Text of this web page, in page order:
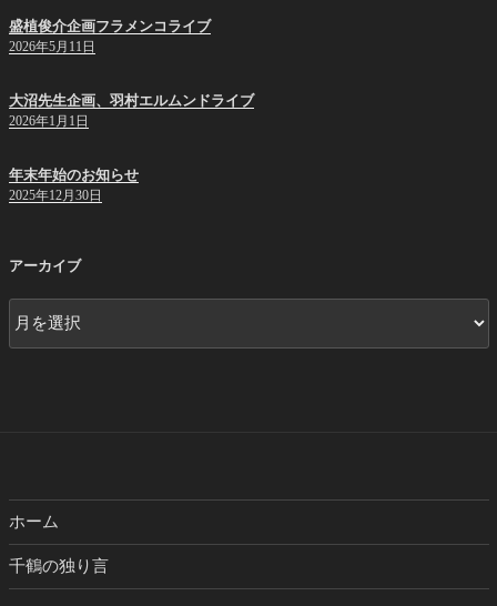
盛植俊介企画フラメンコライブ
2026年5月11日
大沼先生企画、羽村エルムンドライブ
2026年1月1日
年末年始のお知らせ
2025年12月30日
アーカイブ
ホーム
千鶴の独り言